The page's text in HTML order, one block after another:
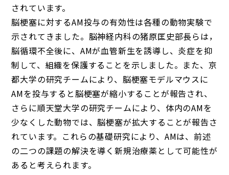
されています。
脳梗塞に対するAM投与の有効性は各種の動物実験で
示されてきました。脳神経内科の猪原匡史部長らは，
脳循環不全後に、AMが血管新生を誘導し、炎症を抑
制して、組織を保護することを示しました。また、京
都大学の研究チームにより、脳梗塞モデルマウスに
AMを投与すると脳梗塞が縮小することが報告され、
さらに順天堂大学の研究チームにより、体内のAMを
少なくした動物では、脳梗塞が拡大することが報告さ
れています。これらの基礎研究により、AMは、前述
の二つの課題の解決を導く新規治療薬として可能性が
あると考えられます。